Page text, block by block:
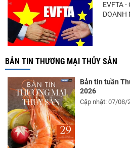
EVFTA -
DOANH
BẢN TIN THƯƠNG MẠI THỦY SẢN
Bản tin tuần
2026
Cập nhật: 07/08/